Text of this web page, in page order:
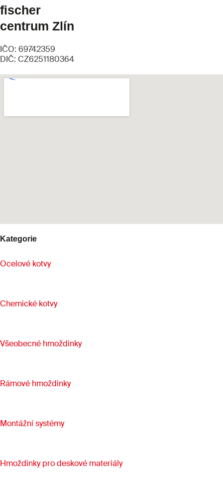
fischer
centrum Zlín
IČO: 69742359
DIČ: CZ6251180364
Kategorie
Ocelové kotvy
Chemické kotvy
Všeobecné hmoždinky
Rámové hmoždinky
Montážní systémy
Hmoždinky pro deskové materiály